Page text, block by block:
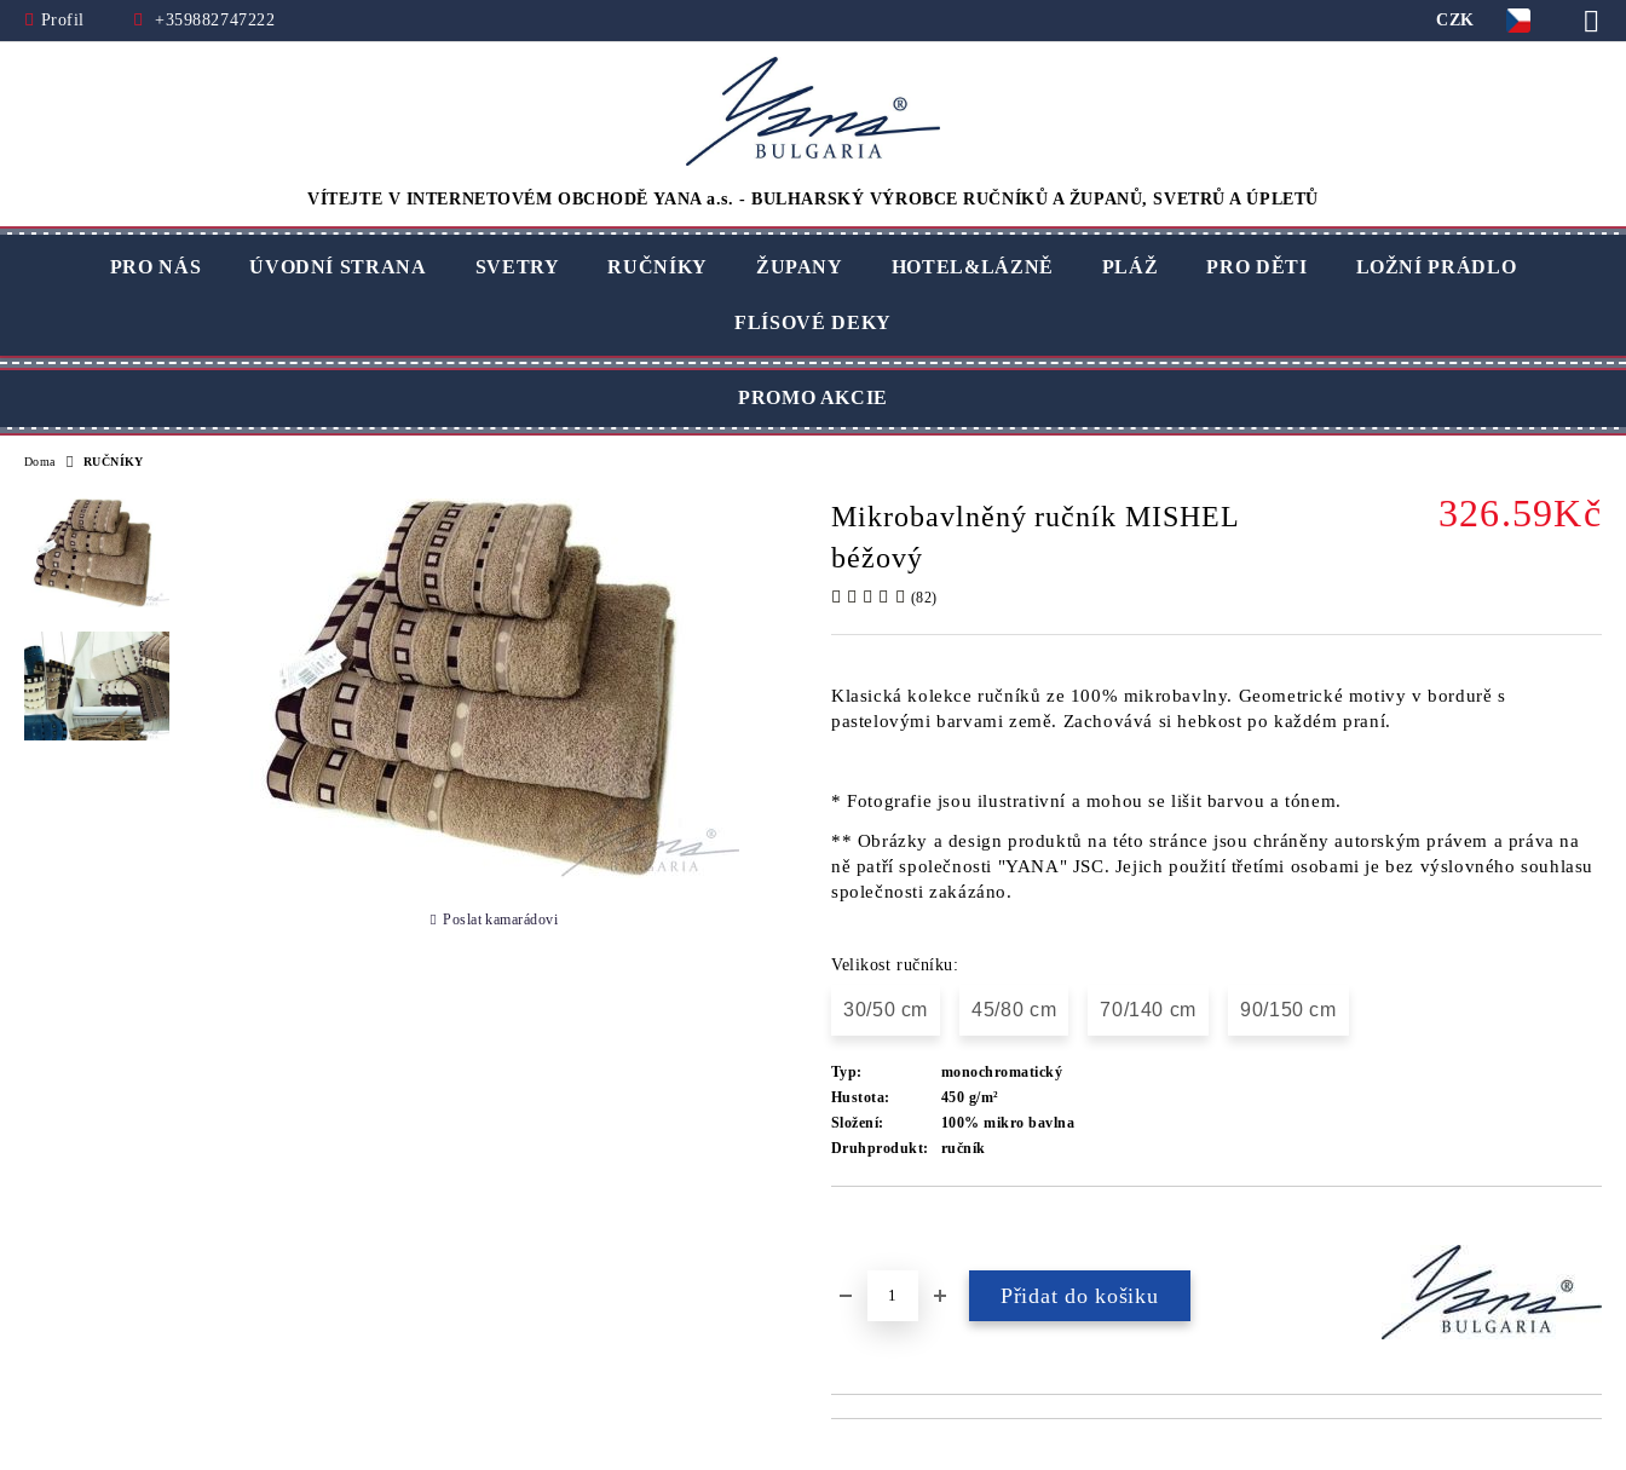
Profil +359882747222 CZK
VÍTEJTE V INTERNETOVÉM OBCHODĚ YANA a.s. - BULHARSKÝ VÝROBCE RUČNÍKŮ A ŽUPANŮ, SVETRŮ A ÚPLETŮ
PRO NÁS ÚVODNÍ STRANA SVETRY RUČNÍKY ŽUPANY HOTEL&LÁZNĚ PLÁŽ PRO DĚTI LOŽNÍ PRÁDLO
FLÍSOVÉ DEKY
PROMO AKCIE
Doma RUČNÍKY
Mikrobavlněný ručník MISHEL
béžový
326.59Kč
(82)
Klasická kolekce ručníků ze 100% mikrobavlny. Geometrické motivy v bordurě s
pastelovými barvami země. Zachovává si hebkost po každém praní.
* Fotografie jsou ilustrativní a mohou se lišit barvou a tónem.
** Obrázky a design produktů na této stránce jsou chráněny autorským právem a práva na
ně patří společnosti "YANA" JSC. Jejich použití třetími osobami je bez výslovného souhlasu
společnosti zakázáno.
Velikost ručníku:
30/50 cm 45/80 cm 70/140 cm 90/150 cm
Typ:
monochromatický
Hustota:
450 g/m²
Složení:
100% mikro bavlna
Druhprodukt:
ručník
Poslat kamarádovi